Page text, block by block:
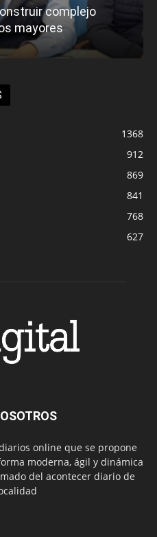
complejo
mayores
1368
912
869
841
768
627
online que se propone
moderna, ágil y dinámica
del acontecer diario de